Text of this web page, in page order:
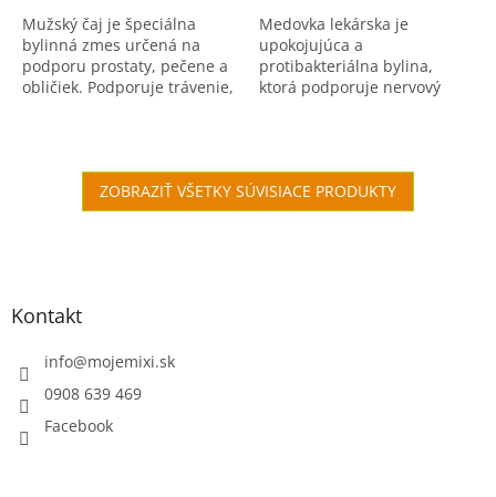
Mužský čaj je špeciálna
bylinná zmes určená na
podporu prostaty, pečene a
obličiek. Podporuje trávenie,
Medovka lekárska je
upokojujúca a
protibakteriálna bylina,
ktorá podporuje nervový
klimaktéria.
ZOBRAZIŤ VŠETKY SÚVISIACE PRODUKTY
Kontakt
info@mojemixi.sk
0908 639 469
Facebook